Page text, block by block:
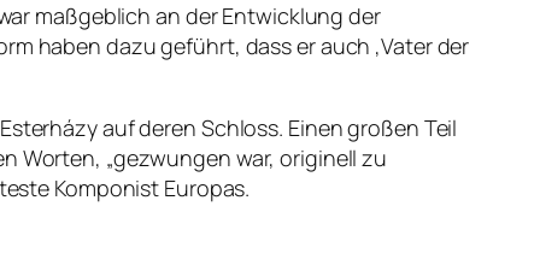
maßgeblich an der Entwicklung der
haben dazu geführt, dass er auch ‚Vater der
auf deren Schloss. Einen großen Teil
Worten, „gezwungen war, originell zu
Komponist Europas.